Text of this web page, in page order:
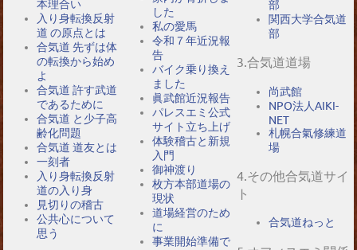
本理合い
入り身転換反射
道 の原点とは
合気道 先ずは体
の転換から始め
よ
合気道 許す武道
であるために
合気道 と少子高
齢化問題
合気道 道友とは
一刻者
入り身転換反射
道の入り身
見切りの稽古
公共心について
思う
した
私の愛馬
令和７年近況報
告
バイク乗り換え
ました
眞武館近況報告
パレスエミ公式
サイト立ち上げ
体験稽古と新規
入門
御神渡り
枚方本部道場の
現状
道場経営のため
に
事業開始準備で
部
関西大学合気道
部
3.合気道道場
尚武館
NPO法人AIKI-
NET
札幌合氣修練道
場
4.その他合気道サイ
ト
合気道ねっと